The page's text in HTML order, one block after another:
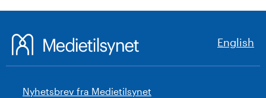
English
Nyhetsbrev fra Medietilsynet